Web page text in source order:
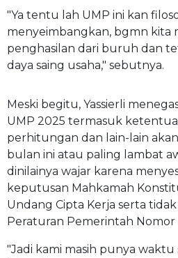
"Ya tentu lah UMP ini kan
menyeimbangkan, bgmn kita
penghasilan dari buruh dan
daya saing usaha," sebutnya.
Meski begitu, Yassierli
UMP 2025 termasuk
perhitungan dan lain-lain
bulan ini atau paling lambat
dinilainya wajar karena
keputusan Mahkamah
Undang Cipta Kerja serta
Peraturan Pemerintah Nomor
"Jadi kami masih punya